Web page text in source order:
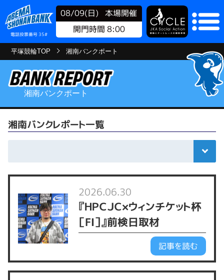
電話投票番号 35#
08/09(日)
本場開催
開門時間 8:00
平塚競輪TOP 湘南バンクポート
湘南バンクポート
湘南バンクレポート一覧
2026.06.30
『ＨＰＣＪＣ×ウィンチケット杯
［FⅠ］』前検日取材
記事を読む